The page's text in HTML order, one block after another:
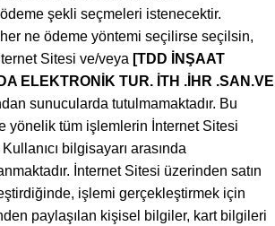
ödeme şekli seçmeleri istenecektir.
her ne ödeme yöntemi seçilirse seçilsin,
Sitesi ve/veya [TDD İNŞAAT
ELEKTRONİK TUR. İTH .İHR .SAN.VE
sunucularda tutulmamaktadır. Bu
yönelik tüm işlemlerin İnternet Sitesi
bilgisayarı arasında
İnternet Sitesi üzerinden satın
işlemi gerçekleştirmek için
paylaşılan kişisel bilgiler, kart bilgileri